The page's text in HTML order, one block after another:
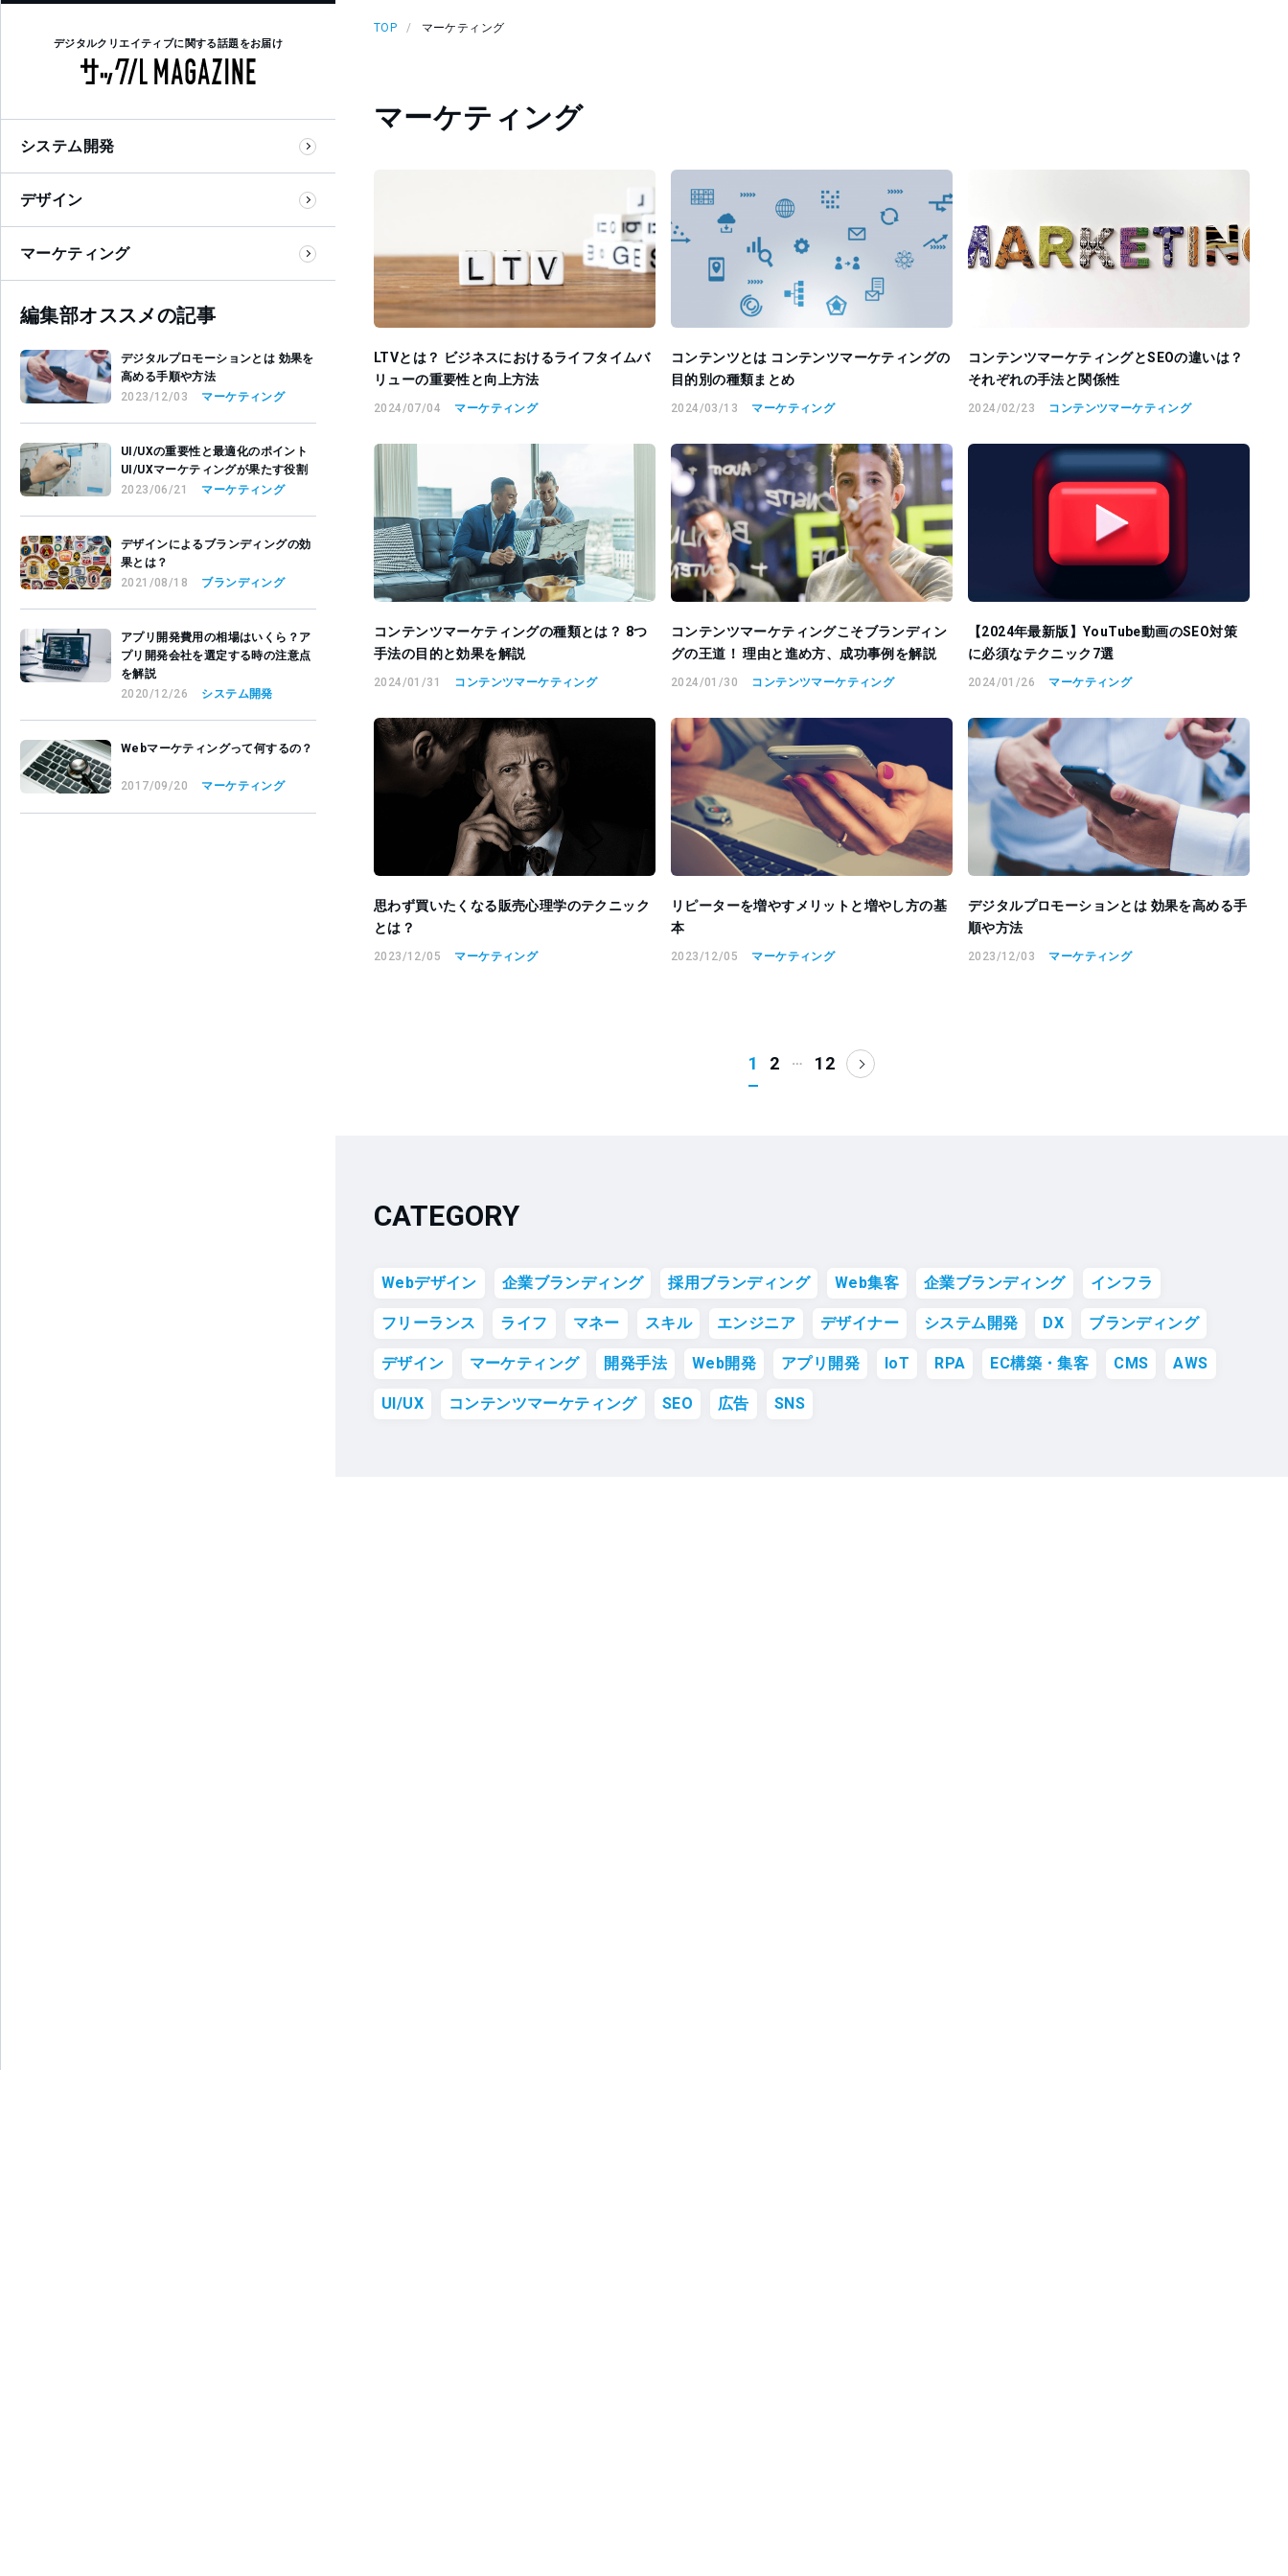
TOP マーケティング
マーケティング
LTVとは？ ビジネスにおけるライフタイムバ
リューの重要性と向上方法
2024/07/04 マーケティング
コンテンツとは コンテンツマーケティングの
目的別の種類まとめ
2024/03/13 マーケティング
コンテンツマーケティングとSEOの違いは？
それぞれの手法と関係性
2024/02/23 コンテンツマーケティング
コンテンツマーケティングの種類とは？ 8つ
手法の目的と効果を解説
2024/01/31 コンテンツマーケティング
コンテンツマーケティングこそブランディン
グの王道！ 理由と進め方、成功事例を解説
2024/01/30 コンテンツマーケティング
【2024年最新版】YouTube動画のSEO対策
に必須なテクニック7選
2024/01/26 マーケティング
思わず買いたくなる販売心理学のテクニック
とは？
2023/12/05 マーケティング
リピーターを増やすメリットと増やし方の基
本
2023/12/05 マーケティング
デジタルプロモーションとは 効果を高める手
順や方法
2023/12/03 マーケティング
1 2 … 12
CATEGORY
Webデザイン 企業ブランディング 採用ブランディング Web集客 企業ブランディング インフラ
フリーランス ライフ マネー スキル エンジニア デザイナー システム開発 DX ブランディング
デザイン マーケティング 開発手法 Web開発 アプリ開発 IoT RPA EC構築・集客 CMS AWS
UI/UX コンテンツマーケティング SEO 広告 SNS
デジタルクリエイティブに関する話題をお届け
システム開発
デザイン
マーケティング
編集部オススメの記事
デジタルプロモーションとは 効果を
高める手順や方法
2023/12/03
マーケティング
UI/UXの重要性と最適化のポイント
UI/UXマーケティングが果たす役割
2023/06/21
マーケティング
デザインによるブランディングの効
果とは？
2021/08/18
ブランディング
アプリ開発費用の相場はいくら？ア
プリ開発会社を選定する時の注意点
を解説
2020/12/26
システム開発
Webマーケティングって何するの？
2017/09/20 マーケティング